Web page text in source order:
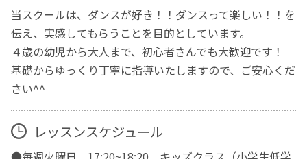
当スクールは、ダンスが好き！！ダンスって楽しい！！を
伝え、実感してもらうことを目的としています。
４歳の幼児から大人まで、初心者さんでも大歓迎です！
基礎からゆっくり丁寧に指導いたしますので、ご安心くだ
さい^^
レッスンスケジュール